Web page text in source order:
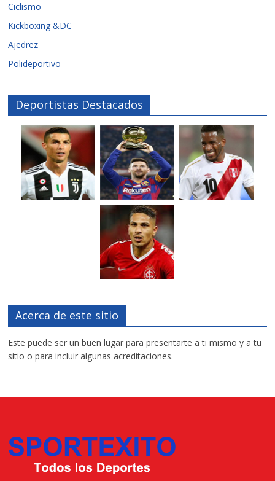
Ciclismo
Kickboxing &DC
Ajedrez
Polideportivo
Deportistas Destacados
Acerca de este sitio
Este puede ser un buen lugar para presentarte a ti mismo y a tu
sitio o para incluir algunas acreditaciones.